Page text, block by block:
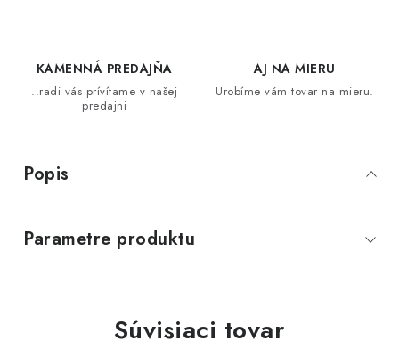
KNIŽNICE A REGÁLY
SVIETIDLÁ
DETSKÝ NÁBYTOK
KAMENNÁ PREDAJŇA
..radi vás prívítame v našej
predajni
AJ NA MIERU
Urobíme vám tovar na mieru.
Popis
Parametre produktu
Súvisiaci tovar